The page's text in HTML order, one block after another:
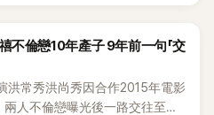
不倫戀10年產子 9年前一句「交
洪常秀洪尚秀因合作2015年電影
兩人不倫戀曝光後一路交往至